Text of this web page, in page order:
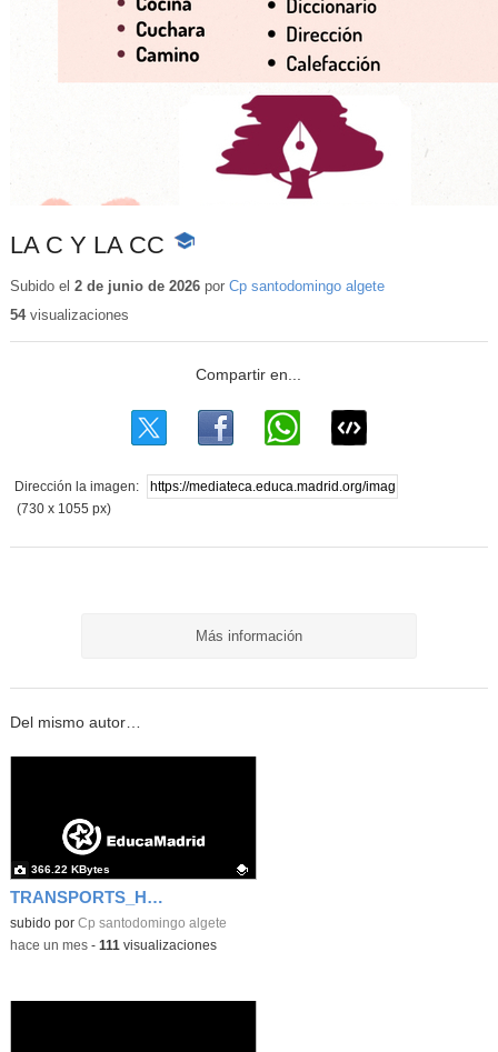
LA C Y LA CC
-
educativo
Subido el 2 de junio de 2026por Cp santodomingo algete
54visualizaciones
Dirección la imagen:
(730 x 1055 px)
Más información
Del mismo autor…
TRANSPORTS_HENRY FORD
Contenido educativo.
subido por Cp santodomingo algete
366.22 KBytes
-hace un mes- 111 visualizaciones